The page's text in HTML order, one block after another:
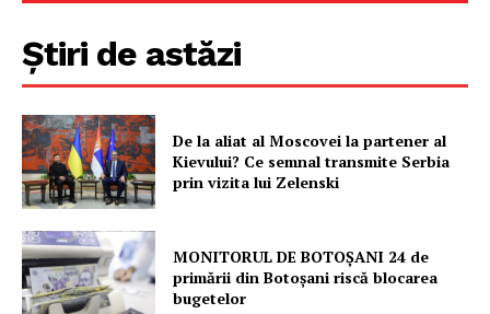
Un proiect
PRESShub
Despre noi / Echipa
Proiecte editoriale
Știri de astăzi
De la aliat al Moscovei la partener al
Kievului? Ce semnal transmite Serbia
prin vizita lui Zelenski
MONITORUL DE BOTOȘANI 24 de
primării din Botoșani riscă blocarea
bugetelor